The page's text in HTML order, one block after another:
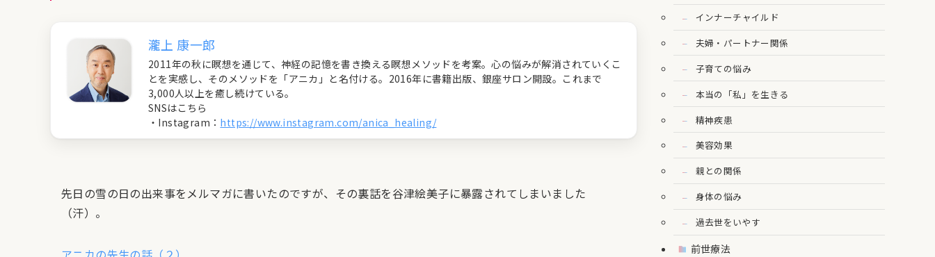
瀧上 康一郎
2011年の秋に瞑想を通じて、神経の記憶を書き換える瞑想メソッドを考案。心の悩みが解消されていくこ
とを実感し、そのメソッドを「アニカ」と名付ける。2016年に書籍出版、銀座サロン開設。これまで
3,000人以上を癒し続けている。
SNSはこちら
・Instagram： https://www.instagram.com/anica_healing/
先日の雪の日の出来事をメルマガに書いたのですが、その裏話を谷津絵美子に暴露されてしまいました
（汗）。
インナーチャイルド
夫婦・パートナー関係
子育ての悩み
本当の「私」を生きる
精神疾患
美容効果
親との関係
身体の悩み
過去世をいやす
前世療法